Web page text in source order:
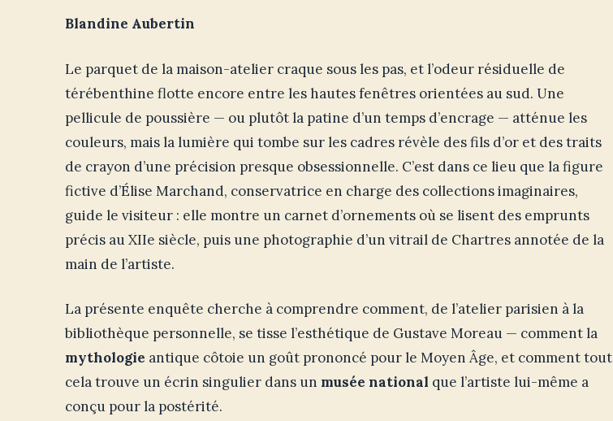
Blandine Aubertin
Le parquet de la maison-atelier craque sous les pas, et l’odeur résiduelle de
térébenthine flotte encore entre les hautes fenêtres orientées au sud. Une
pellicule de poussière — ou plutôt la patine d’un temps d’encrage — atténue les
couleurs, mais la lumière qui tombe sur les cadres révèle des fils d’or et des traits
de crayon d’une précision presque obsessionnelle. C’est dans ce lieu que la figure
fictive d’Élise Marchand, conservatrice en charge des collections imaginaires,
guide le visiteur : elle montre un carnet d’ornements où se lisent des emprunts
précis au XIIe siècle, puis une photographie d’un vitrail de Chartres annotée de la
main de l’artiste.
La présente enquête cherche à comprendre comment, de l’atelier parisien à la
bibliothèque personnelle, se tisse l’esthétique de Gustave Moreau — comment la
mythologie antique côtoie un goût prononcé pour le Moyen Âge, et comment tout
cela trouve un écrin singulier dans un musée national que l’artiste lui-même a
conçu pour la postérité.